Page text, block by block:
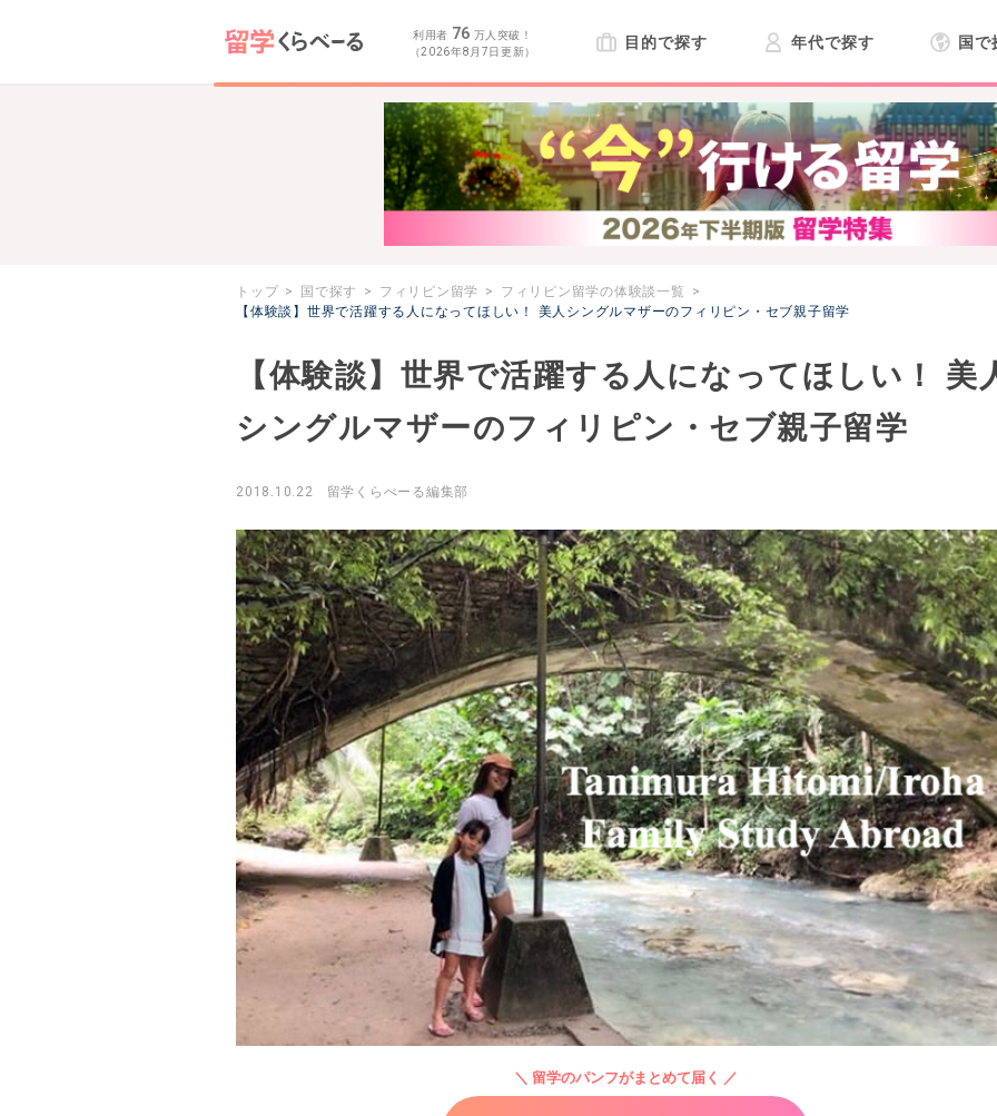
利用者 76 万人突破！
（2026年8月7日更新）
目的で探す 年代で探す 国で
トップ 国で探す フィリピン留学
フィリピン留学の体験談一覧
【体験談】世界で活躍する人になってほしい！ 美人シングルマザーのフィリピン・セブ親子留学
【体験談】世界で活躍する人になってほしい！ 美
シングルマザーのフィリピン・セブ親子留学
2018.10.22 留学くらべーる編集部
＼ 留学のパンフがまとめて届く ／